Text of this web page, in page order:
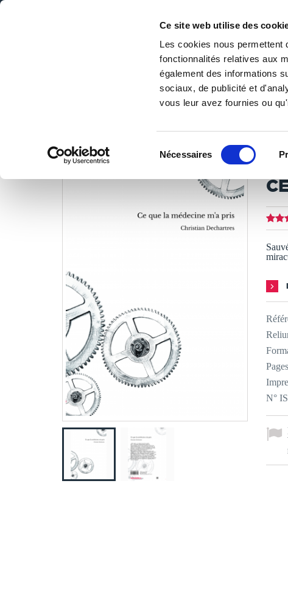
Ce site web utilise des
Les cookies nous permettent
fonctionnalités relatives aux
également des informations
sociaux, de publicité et
vous leur avez fournies ou
Nécessaires
DE LA PAGE BLANCHE... AU BEST SELLER
/ Littérature / Autobiographie / Ce
LES LIVRES
N°